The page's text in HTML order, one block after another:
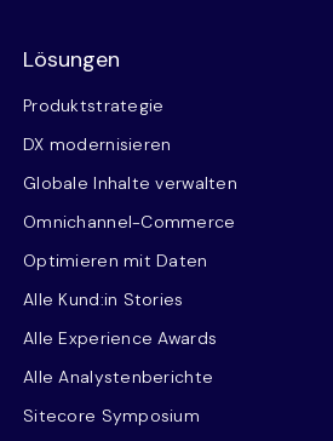
Lösungen
Produktstrategie
DX modernisieren
Globale Inhalte verwalten
Omnichannel-Commerce
Optimieren mit Daten
Alle Kund:in Stories
Alle Experience Awards
Alle Analystenberichte
Sitecore Symposium